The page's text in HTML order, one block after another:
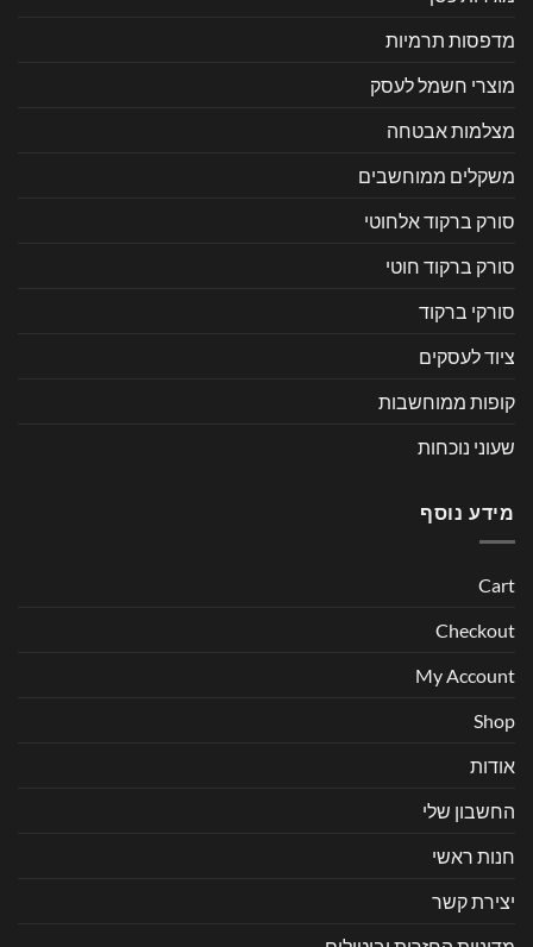
מדפסות תרמיות
מוצרי חשמל לעסק
מצלמות אבטחה
משקלים ממוחשבים
סורק ברקוד אלחוטי
סורק ברקוד חוטי
סורקי ברקוד
ציוד לעסקים
קופות ממוחשבות
שעוני נוכחות
מידע נוסף
Cart
Checkout
My Account
Shop
אודות
החשבון שלי
חנות ראשי
יצירת קשר